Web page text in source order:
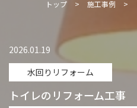
トップ > 施工事例 >
2026.01.19
水回りリフォーム
トイレのリフォーム工事